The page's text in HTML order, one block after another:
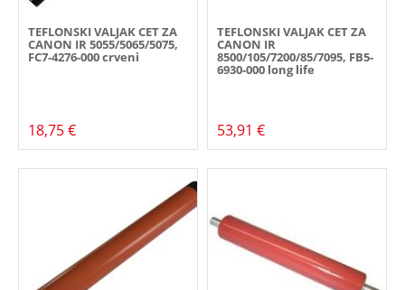
TEFLONSKI VALJAK CET ZA
CANON IR 5055/5065/5075,
FC7-4276-000 crveni
18,75 €
TEFLONSKI VALJAK CET ZA
CANON IR
8500/105/7200/85/7095, FB5-
6930-000 long life
53,91 €